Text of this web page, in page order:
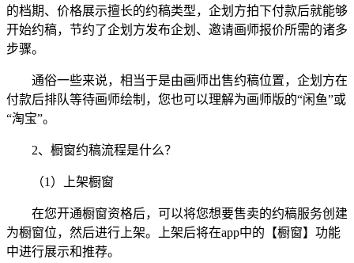
的档期、价格展示擅长的约稿类型，企划方拍下付款后就能够
开始约稿，节约了企划方发布企划、邀请画师报价所需的诸多
步骤。
通俗一些来说，相当于是由画师出售约稿位置，企划方在
付款后排队等待画师绘制，您也可以理解为画师版的“闲鱼”或
“淘宝”。
2、橱窗约稿流程是什么？
（1）上架橱窗
在您开通橱窗资格后，可以将您想要售卖的约稿服务创建
为橱窗位，然后进行上架。上架后将在app中的【橱窗】功能
中进行展示和推荐。